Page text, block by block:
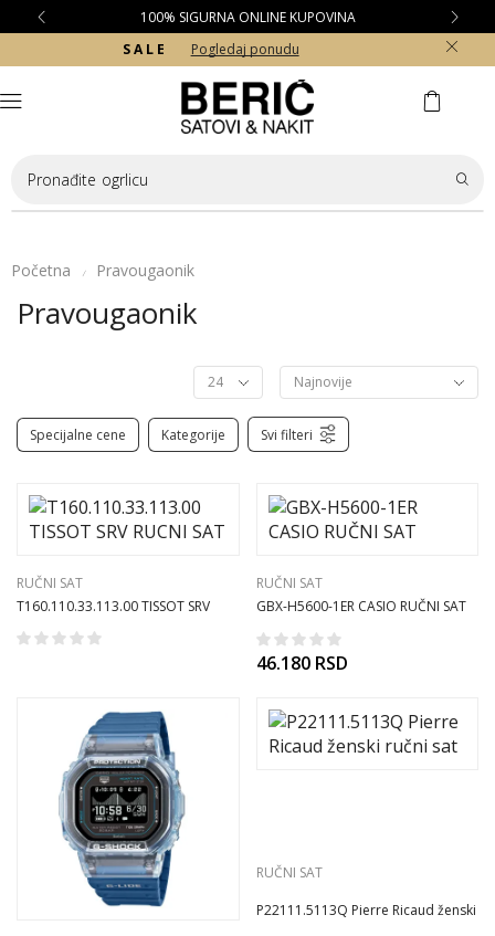
100% SIGURNA ONLINE KUPOVINA
S A L E
Pogledaj ponudu
Pronađite ogrlicu
Početna / Pravougaonik
Pravougaonik
Specijalne cene Kategorije Svi filteri
RUČNI SAT
T160.110.33.113.00 TISSOT SRV
RUCNI SAT
RUČNI SAT
GBX-H5600-1ER CASIO RUČNI SAT
46.180 RSD
RUČNI SAT
P22111.5113Q Pierre Ricaud ženski